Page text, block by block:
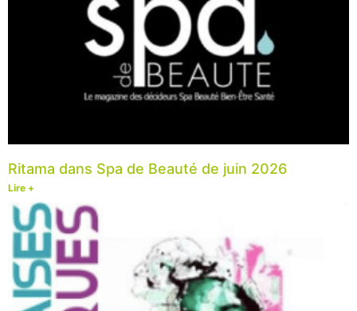
Ritama dans Spa de Beauté de juin 2026
Lire +